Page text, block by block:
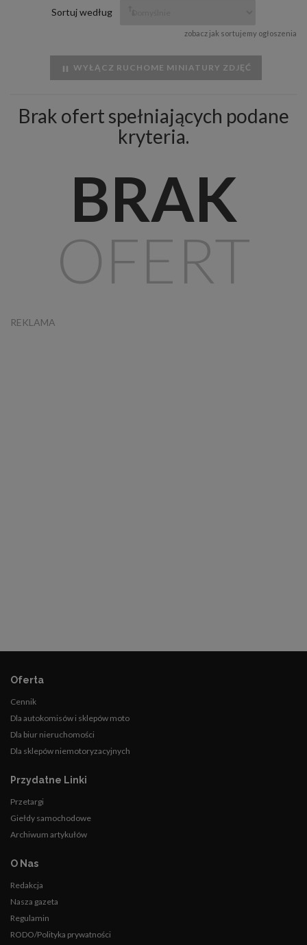
Sortuj według
zobacz jak sortujemy ogłoszenia
WYŁĄCZ RUCHOME MINIATURY ZDJĘĆ
Brak ofert spełniających podane
kryteria.
BRAK
OFERT
REKLAMA
Oferta
Cennik
Dla autokomisów i sklepów moto
Dla biur nieruchomości
Dla sklepów niemotoryzacyjnych
Przydatne Linki
Przetargi
Giełdy samochodowe
Archiwum artykułów
O Nas
Redakcja
Nasza gazeta
Regulamin
RODO/Polityka prywatności